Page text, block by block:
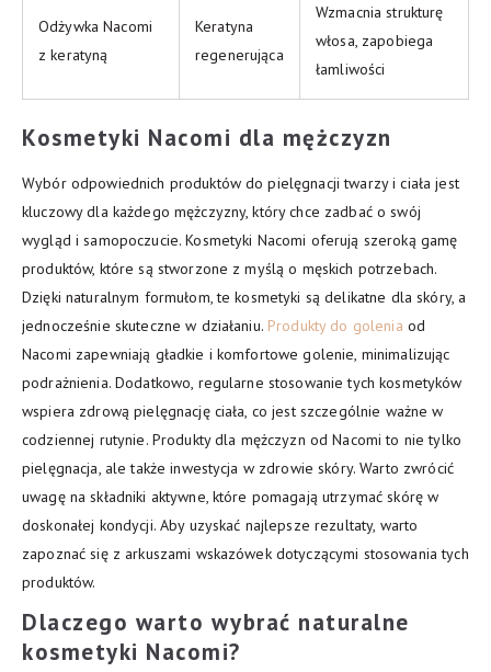
Odżywka Nacomi
z keratyną
Keratyna
regenerująca
Wzmacnia strukturę
włosa, zapobiega
łamliwości
Kosmetyki Nacomi dla mężczyzn
Wybór odpowiednich produktów do pielęgnacji twarzy i ciała jest
kluczowy dla każdego mężczyzny, który chce zadbać o swój
wygląd i samopoczucie. Kosmetyki Nacomi oferują szeroką gamę
produktów, które są stworzone z myślą o męskich potrzebach.
Dzięki naturalnym formułom, te kosmetyki są delikatne dla skóry, a
jednocześnie skuteczne w działaniu. Produkty do golenia od
Nacomi zapewniają gładkie i komfortowe golenie, minimalizując
podrażnienia. Dodatkowo, regularne stosowanie tych kosmetyków
wspiera zdrową pielęgnację ciała, co jest szczególnie ważne w
codziennej rutynie. Produkty dla mężczyzn od Nacomi to nie tylko
pielęgnacja, ale także inwestycja w zdrowie skóry. Warto zwrócić
uwagę na składniki aktywne, które pomagają utrzymać skórę w
doskonałej kondycji. Aby uzyskać najlepsze rezultaty, warto
zapoznać się z arkuszami wskazówek dotyczącymi stosowania tych
produktów.
Dlaczego warto wybrać naturalne
kosmetyki Nacomi?